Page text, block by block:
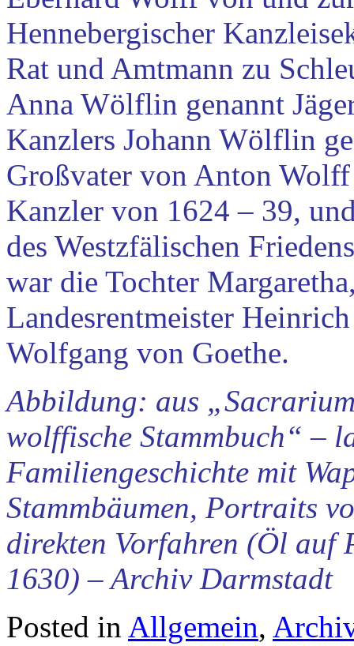
Hennebergischer
Rat und Amtmann zu
Anna Wölflin genannt
Kanzlers Johann Wölflin
Großvater von Anton
Kanzler von 1624 – 39,
des Westzfälischen
war die Tochter
Landesrentmeister
Wolfgang von Goethe.
Abbildung: aus
wolffische Stammbuch“ –
Familiengeschichte mit
Stammbäumen, Portraits
direkten Vorfahren (Öl auf
1630) – Archiv Darmstadt
Posted in Allgemein,